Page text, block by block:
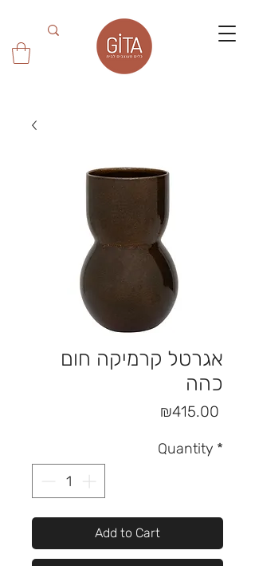
אגרטל קרמיקה חום
כהה
₪415.00
Quantity *
Add to Cart